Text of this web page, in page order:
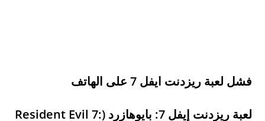
فشل لعبة ريزدنت ايفل 7 على الهاتف
لعبةريزدنت إيفل 7: بايوهازرد
(Resident Evil 7: